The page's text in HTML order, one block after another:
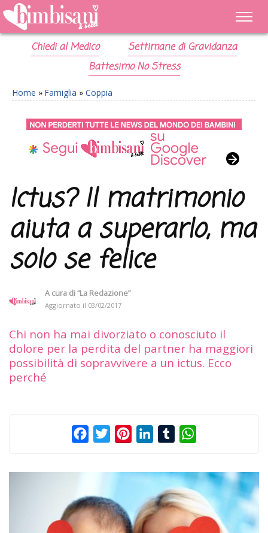
Chiedi al Medico
Settimane di Gravidanza
Battesimo No Stress
Home » Famiglia » Coppia
Ictus? Il matrimonio
aiuta a superarlo, ma
solo se felice
A cura di“La Redazione”
Aggiornato il 03/02/2017
Chi non ha mai divorziato o conosciuto il
dolore per la perdita del partner ha maggiori
possibilità di sopravvivere a un ictus. Ecco
perché
FacebookTwitterPinterestLinkedInTumblr